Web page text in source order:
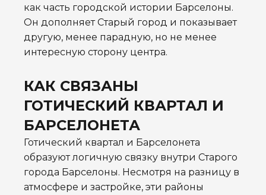
как часть городской истории Барселоны.
Он дополняет Старый город и показывает
другую, менее парадную, но не менее
интересную сторону центра.
КАК СВЯЗАНЫ
ГОТИЧЕСКИЙ КВАРТАЛ И
БАРСЕЛОНЕТА
Готический квартал и Барселонета
образуют логичную связку внутри Старого
города Барселоны. Несмотря на разницу в
атмосфере и застройке, эти районы